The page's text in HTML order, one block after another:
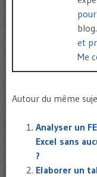
blog.
et
Me
Autour du même
Analyser un
Excel sans
?
Elaborer un